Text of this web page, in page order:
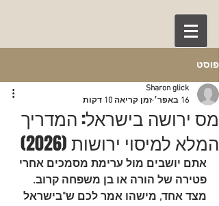
פוסט
מס ירושה בישראל: המדריך
המלא למיסוי ירושות (2026)
Sharon glick
16 באפר׳
זמן קריאה 10 דקות
אתם יושבים מול ערימת מסמכים אחרי
פטירה של הורה או בן משפחה קרוב.
מצד אחד, מישהו אמר לכם ש"בישראל